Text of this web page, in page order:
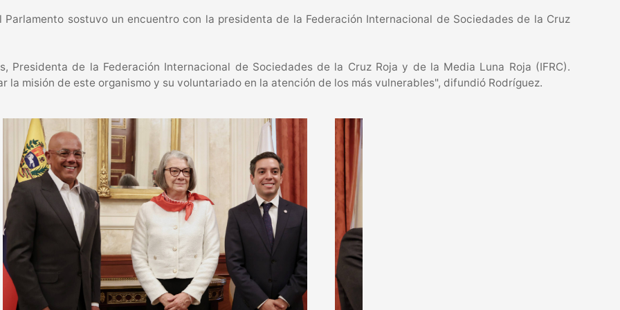
sostuvo un encuentro con la presidenta de la Federación Internacional de Sociedades de la Cruz
Presidenta de la Federación Internacional de Sociedades de la Cruz Roja y de la Media Luna Roja (IFRC).
misión de este organismo y su voluntariado en la atención de los más vulnerables", difundió Rodríguez.